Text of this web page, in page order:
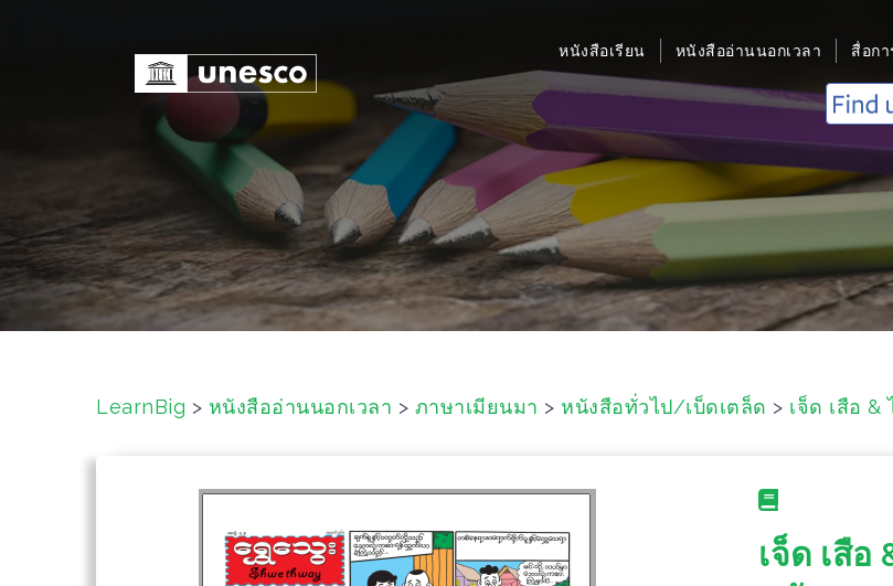
n
t
e
หนังสือเรียน หนังสืออ่านนอกเวลา สื่อก
LearnBig > หนังสืออ่านนอกเวลา > ภาษาเมียนมา > หนังสือทั่วไป/เบ็ดเตล็ด > เจ็ด เสือ &
เจ็ด เสือ